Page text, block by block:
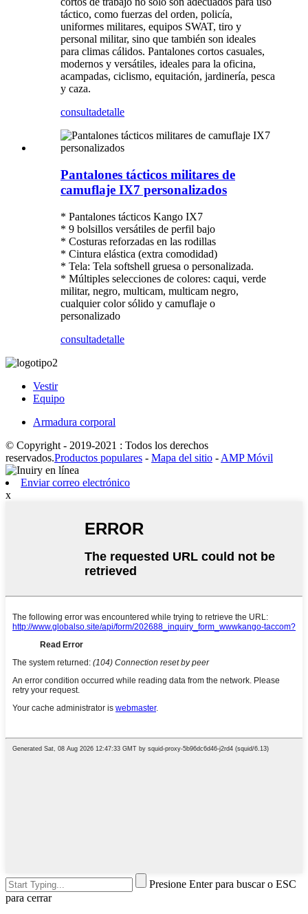
táctico, como fuerzas del orden, policía,
uniformes militares, equipos SWAT, tiro y
personal militar, sino que también son ideales
para climas cálidos. Pantalones cortos casuales,
modernos y versátiles, ideales para la oficina,
acampadas, ciclismo, equitación, jardinería, pesca
y caza.
consultadetalle
Pantalones tácticos militares de
camuflaje IX7 personalizados
* Pantalones tácticos Kango IX7
* 9 bolsillos versátiles de perfil bajo
* Costuras reforzadas en las rodillas
* Cintura elástica (extra comodidad)
* Tela: Tela softshell gruesa o personalizada.
* Múltiples selecciones de colores: caqui, verde
militar, negro, multicam, multicam negro,
cualquier color sólido y camuflaje o
personalizado
consultadetalle
Vestir
Equipo
Armadura corporal
© Copyright - 2019-2021 : Todos los derechos
reservados.Productos populares - Mapa del sitio - AMP Móvil
Enviar correo electrónico
x
Presione Enter para buscar o ESC
para cerrar